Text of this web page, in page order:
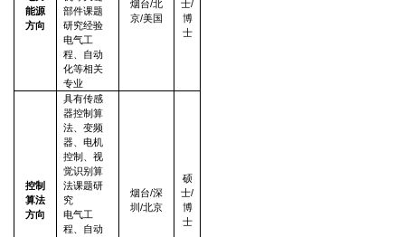
能源
方向
部件课题
研究经验
电气工
程、自动
化等相关
专业
烟台/北
京/美国
士/
博
士
控制
算法
方向
具有传感
器控制算
法、变频
器、电机
控制、视
觉识别算
法课题研
究
电气工
程、自动
烟台/深
圳/北京
硕
士/
博
士